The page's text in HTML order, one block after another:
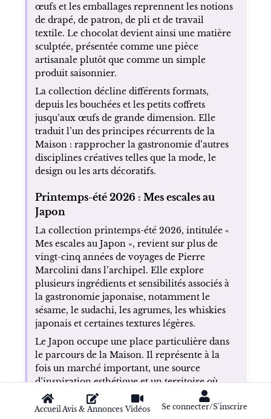
AccueilAvis & Annonces Vidéos Se connecter/S'inscrire
œufs et les emballages reprennent les notions
de drapé, de patron, de pli et de travail
textile. Le chocolat devient ainsi une matière
sculptée, présentée comme une pièce
artisanale plutôt que comme un simple
produit saisonnier.
La collection décline différents formats,
depuis les bouchées et les petits coffrets
jusqu’aux œufs de grande dimension. Elle
traduit l’un des principes récurrents de la
Maison : rapprocher la gastronomie d’autres
disciplines créatives telles que la mode, le
design ou les arts décoratifs.
Printemps-été 2026 : Mes escales au
Japon
La collection printemps-été 2026, intitulée «
Mes escales au Japon », revient sur plus de
vingt-cinq années de voyages de Pierre
Marcolini dans l’archipel. Elle explore
plusieurs ingrédients et sensibilités associés à
la gastronomie japonaise, notamment le
sésame, le sudachi, les agrumes, les whiskies
japonais et certaines textures légères.
Le Japon occupe une place particulière dans
le parcours de la Maison. Il représente à la
fois un marché important, une source
d’inspiration esthétique et un territoire où
l’attention portée au geste, au produit et à la
saisonnalité rejoint la philosophie du